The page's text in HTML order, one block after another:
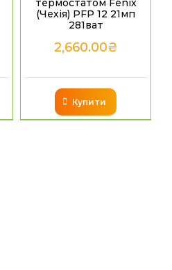
термостатом Fenix
(Чехія) PFP 12 21мп
281ват
2,660.00₴
Купити